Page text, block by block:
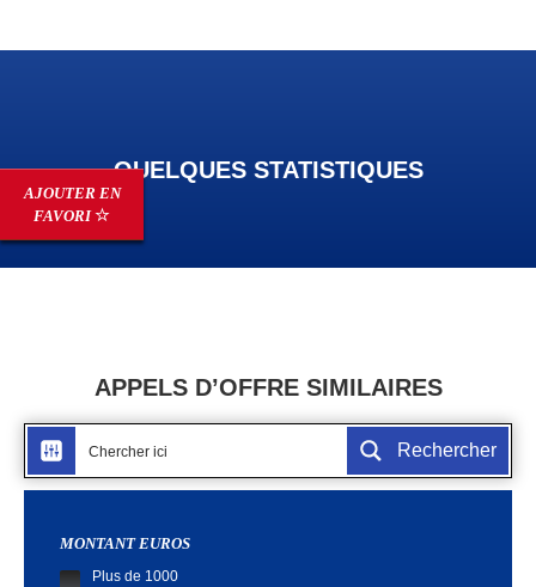
QUELQUES STATISTIQUES
APPELS D’OFFRE SIMILAIRES
Rechercher
MONTANT EUROS
Plus de 1000
AJOUTER EN
FAVORI